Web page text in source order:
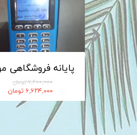
۷,۲۰۰,۰۰۰ تومان
۶,۶۲۴,۰۰۰ تومان
کابل شارژ MICRO-USB اندروید LDNIO الدینیو مدل XS-07 متراژ 1 متر